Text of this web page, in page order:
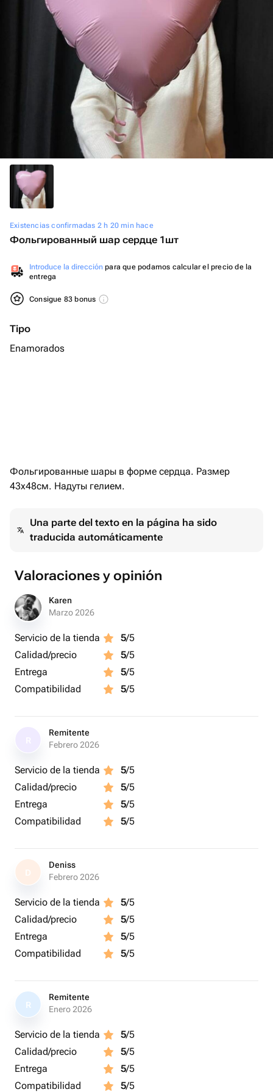
Existencias confirmadas 2 h 20 min hace
Фольгированный шар сердце 1шт
Introduce la dirección para que podamos calcular el precio de la
entrega
Consigue 83 bonus
Tipo
Enamorados
Фольгированные шары в форме сердца. Размер
43х48см. Надуты гелием.
Una parte del texto en la página ha sido
traducida automáticamente
Valoraciones y opinión
Karen
Marzo 2026
Servicio de la tienda 5/5
Calidad/precio
5/5
Entrega
5/5
Compatibilidad
5/5
Remitente
Febrero 2026
Servicio de la tienda 5/5
Calidad/precio
5/5
Entrega
5/5
Compatibilidad
5/5
D
Deniss
Febrero 2026
Servicio de la tienda 5/5
Calidad/precio
5/5
Entrega
5/5
Compatibilidad
5/5
R
Remitente
Enero 2026
Servicio de la tienda 5/5
Calidad/precio
5/5
Entrega
5/5
Compatibilidad
5/5